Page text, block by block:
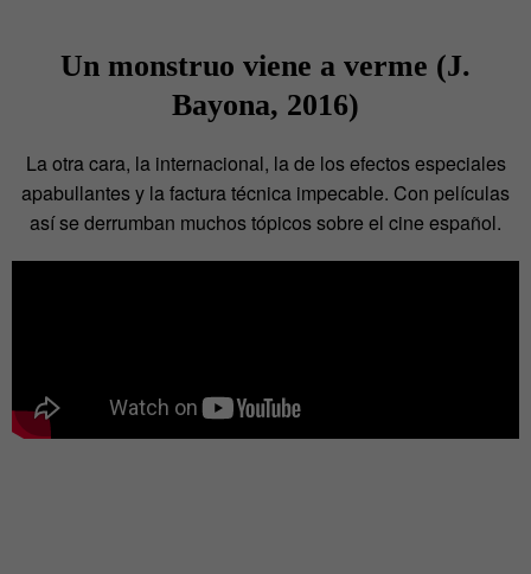
Un monstruo viene a verme (J.
Bayona, 2016)
La otra cara, la internacional, la de los efectos especiales
apabullantes y la factura técnica impecable. Con películas
así se derrumban muchos tópicos sobre el cine español.